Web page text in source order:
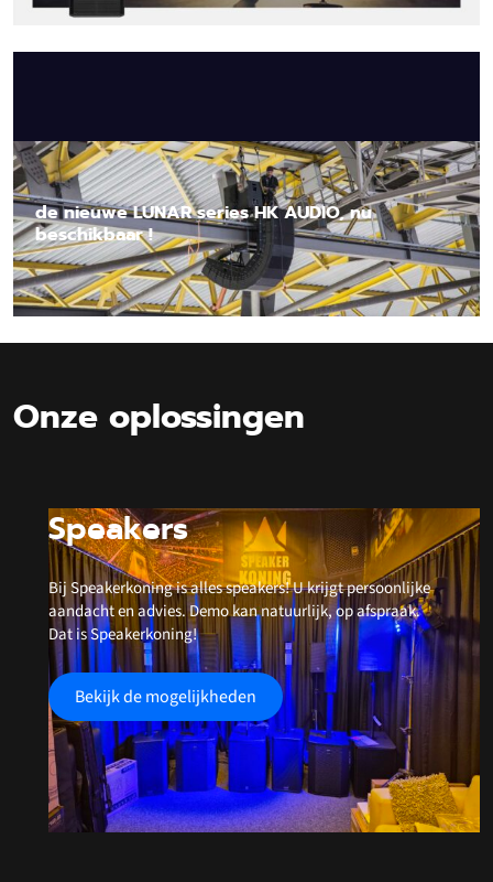
de nieuwe LUNAR series HK AUDIO, nu
beschikbaar !
Lees nieuwsbericht
Onze oplossingen
Speakers
Bij Speakerkoning is alles speakers! U krijgt persoonlijke
aandacht en advies. Demo kan natuurlijk, op afspraak.
Dat is Speakerkoning!
Bekijk de mogelijkheden